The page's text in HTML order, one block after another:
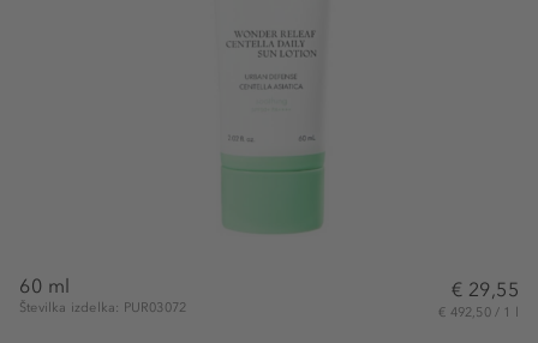
60 ml
Številka izdelka: PUR03072
€ 29,55
€ 492,50 / 1 l